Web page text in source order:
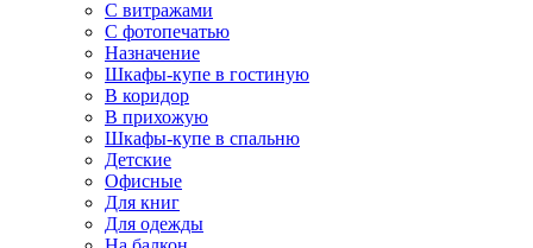
С витражами
С фотопечатью
Назначение
Шкафы-купе в гостиную
В коридор
В прихожую
Шкафы-купе в спальню
Детские
Офисные
Для книг
Для одежды